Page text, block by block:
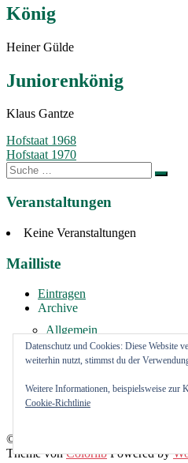
König
Heiner Gülde
Juniorenkönig
Klaus Gantze
Beitragsnavigation
Hofstaat 1968
Hofstaat 1970
Suche
nach:
Veranstaltungen
Keine Veranstaltungen
Mailliste
Eintragen
Archive
Allgemein
Vermietung
youtube Kanal
FaceBook Kanal
© Schützenverein Bargteheide und
Theme vonColorlibPowered by
Datenschutz und Cookies: Diese Website
weiterhin nutzt, stimmst du der
Weitere Informationen, beispielsweise zur
Cookie-Richtlinie